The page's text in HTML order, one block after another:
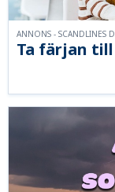
Ta färjan
ANNONS - SCANDLINES